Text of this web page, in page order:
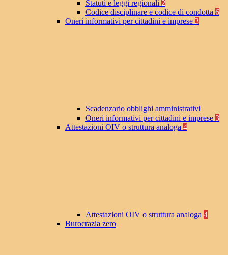
Statuti e leggi regionali 2
Codice disciplinare e codice di condotta 6
Oneri informativi per cittadini e imprese 3
Scadenzario obblighi amministrativi
Oneri informativi per cittadini e imprese 3
Attestazioni OIV o struttura analoga 4
Attestazioni OIV o struttura analoga 4
Burocrazia zero